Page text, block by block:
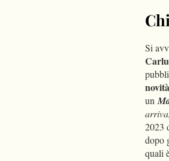
Si
novità
un
2023
dopo
quali